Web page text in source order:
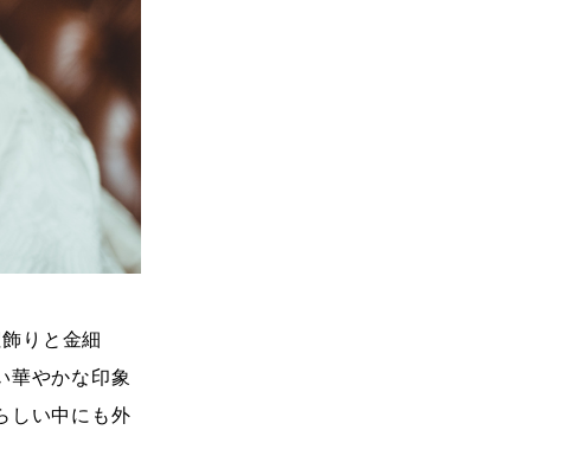
りと金細
華やかな印象
しい中にも外